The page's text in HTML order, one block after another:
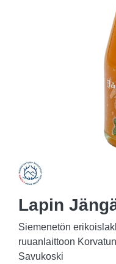
Lapin
Siemenetön
ruuanlaittoon
Savukoski